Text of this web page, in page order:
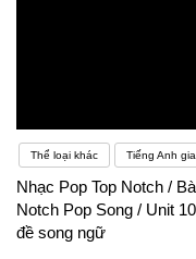
Thể loại khác Tiếng Anh
Nhạc Pop Top Notch /
Notch Pop Song / Unit
đề song ngữ